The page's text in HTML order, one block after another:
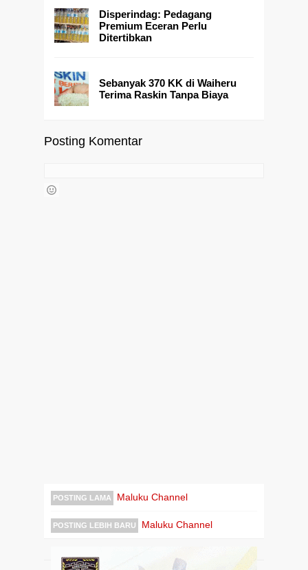
Disperindag: Pedagang
Premium Eceran Perlu
Ditertibkan
Sebanyak 370 KK di Waiheru
Terima Raskin Tanpa Biaya
Posting Komentar
POSTING LAMA Maluku Channel
POSTING LEBIH BARU Maluku Channel